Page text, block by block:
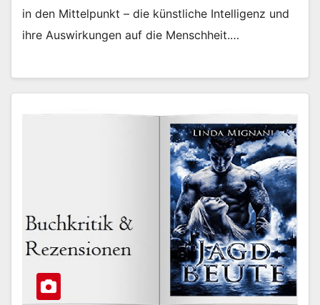
in den Mittelpunkt – die künstliche Intelligenz und
ihre Auswirkungen auf die Menschheit.…